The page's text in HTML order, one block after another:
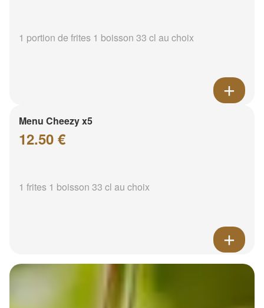
1 portion de frites 1 boisson 33 cl au choix
Menu Cheezy x5
12.50 €
1 frites 1 boisson 33 cl au choix